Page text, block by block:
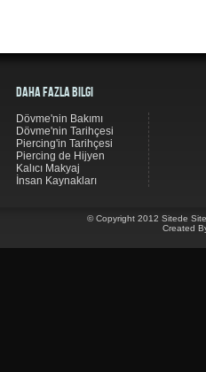
© Copyright 2012 Sitede
Created
Daha Fazla Bilgi
Dövme'nin Bakımı
Dövme'nin Tarihçesi
Piercing'in Tarihçesi
Piercing de Hijyen
Kalıcı Makyaj
İnsan Kaynakları